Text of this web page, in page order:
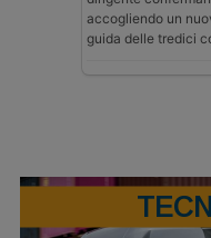
accogliendo un
guida delle tredici